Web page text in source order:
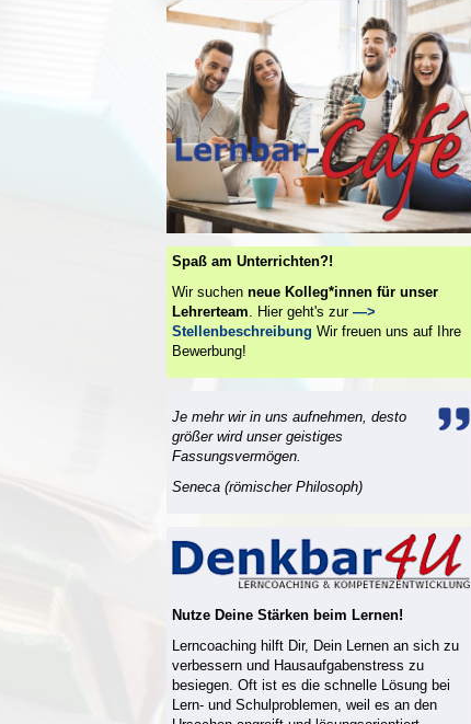
Spaß am Unterrichten?!
Wir suchen neue Kolleg*innen für unser
Lehrerteam. Hier geht's zur —>
Stellenbeschreibung Wir freuen uns auf Ihre
Bewerbung!
Je mehr wir in uns aufnehmen, desto
größer wird unser geistiges
Fassungsvermögen.
Seneca (römischer Philosoph)
Nutze Deine Stärken beim Lernen!
Lerncoaching hilft Dir, Dein Lernen an sich zu
verbessern und Hausaufgabenstress zu
besiegen. Oft ist es die schnelle Lösung bei
Lern- und Schulproblemen, weil es an den